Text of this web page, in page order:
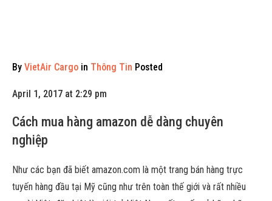
By VietAir Cargo in Thông Tin Posted
April 1, 2017 at 2:29 pm
Cách mua hàng amazon dễ dàng chuyên
nghiệp
Như các bạn đã biết amazon.com là một trang bán hàng trực
tuyến hàng đầu tại Mỹ cũng như trên toàn thế giới và rất nhiều